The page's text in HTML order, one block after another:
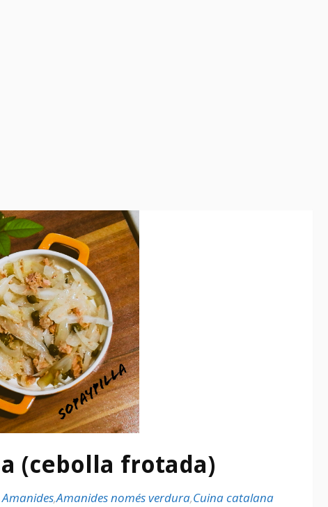
(cebolla frotada)
Amanides,Amanides només verdura,Cuina catalana